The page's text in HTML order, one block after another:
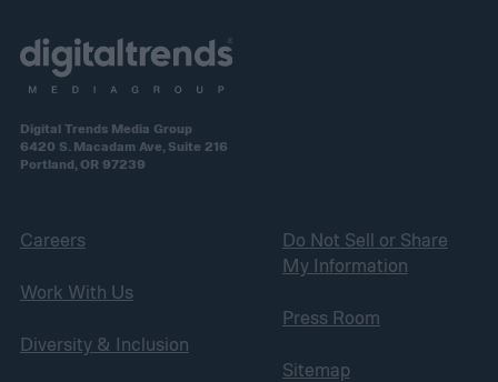
Digital Trends Media Group
6420 S. Macadam Ave, Suite 216
Portland, OR 97239
Careers
Work With Us
Diversity & Inclusion
Do Not Sell or Share
My Information
Press Room
Sitemap